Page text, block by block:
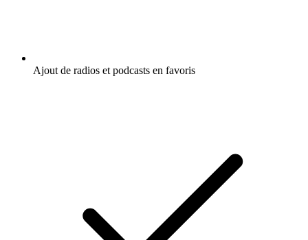
Ajout de radios et podcasts en favoris